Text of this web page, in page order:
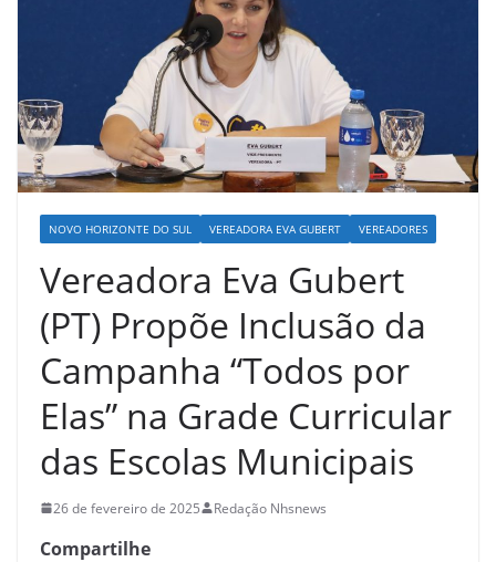
NOVO HORIZONTE DO SUL VEREADORA EVA GUBERT VEREADORES
Vereadora Eva Gubert
(PT) Propõe Inclusão da
Campanha “Todos por
Elas” na Grade Curricular
das Escolas Municipais
26 de fevereiro de 2025 Redação Nhsnews
Compartilhe